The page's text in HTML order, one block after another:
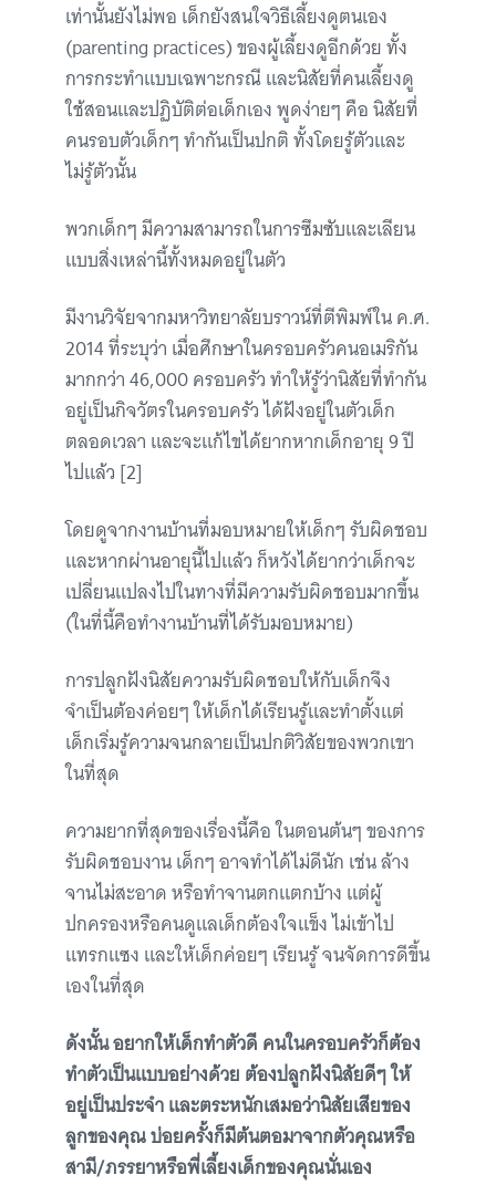
เท่านั้นยังไม่พอ เด็กยังสนใจวิธีเลี้ยงดูตนเอง
(parenting practices) ของผู้เลี้ยงดูอีกด้วย ทั้ง
การกระทำแบบเฉพาะกรณี และนิสัยที่คนเลี้ยงดู
ใช้สอนและปฏิบัติต่อเด็กเอง พูดง่ายๆ คือ นิสัยที่
คนรอบตัวเด็กๆ ทำกันเป็นปกติ ทั้งโดยรู้ตัวและ
ไม่รู้ตัวนั้น
พวกเด็กๆ มีความสามารถในการซึมซับและเลียน
แบบสิ่งเหล่านี้ทั้งหมดอยู่ในตัว
มีงานวิจัยจากมหาวิทยาลัยบราวน์ที่ตีพิมพ์ใน ค.ศ.
2014 ที่ระบุว่า เมื่อศึกษาในครอบครัวคนอเมริกัน
มากกว่า 46,000 ครอบครัว ทำให้รู้ว่านิสัยที่ทำกัน
อยู่เป็นกิจวัตรในครอบครัว ได้ฝังอยู่ในตัวเด็ก
ตลอดเวลา และจะแก้ไขได้ยากหากเด็กอายุ 9 ปี
ไปแล้ว [2]
โดยดูจากงานบ้านที่มอบหมายให้เด็กๆ รับผิดชอบ
และหากผ่านอายุนี้ไปแล้ว ก็หวังได้ยากว่าเด็กจะ
เปลี่ยนแปลงไปในทางที่มีความรับผิดชอบมากขึ้น
(ในที่นี้คือทำงานบ้านที่ได้รับมอบหมาย)
การปลูกฝังนิสัยความรับผิดชอบให้กับเด็กจึง
จำเป็นต้องค่อยๆ ให้เด็กได้เรียนรู้และทำตั้งแต่
เด็กเริ่มรู้ความจนกลายเป็นปกติวิสัยของพวกเขา
ในที่สุด
ความยากที่สุดของเรื่องนี้คือ ในตอนต้นๆ ของการ
รับผิดชอบงาน เด็กๆ อาจทำได้ไม่ดีนัก เช่น ล้าง
จานไม่สะอาด หรือทำจานตกแตกบ้าง แต่ผู้
ปกครองหรือคนดูแลเด็กต้องใจแข็ง ไม่เข้าไป
แทรกแซง และให้เด็กค่อยๆ เรียนรู้ จนจัดการดีขึ้น
เองในที่สุด
ดังนั้น อยากให้เด็กทำตัวดี คนในครอบครัวก็ต้อง
ทำตัวเป็นแบบอย่างด้วย ต้องปลูกฝังนิสัยดีๆ ให้
อยู่เป็นประจำ และตระหนักเสมอว่านิสัยเสียของ
ลูกของคุณ บ่อยครั้งก็มีต้นตอมาจากตัวคุณหรือ
สามี/ภรรยาหรือพี่เลี้ยงเด็กของคุณนั่นเอง